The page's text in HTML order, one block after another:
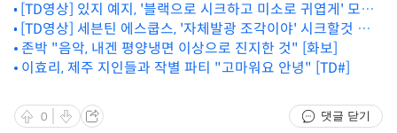
[TD영상] 있지 예지, '블랙으로 시크하고 미소로 귀엽게' 모든
매력 다 가진 고양이
[TD영상] 세븐틴 에스쿱스, '자체발광 조각이야' 시크할것 같
은 미남이 팬들에겐 사랑둥이
존박 "음악, 내겐 평양냉면 이상으로 진지한 것" [화보]
이효리, 제주 지인들과 작별 파티 "고마워요 안녕" [TD#]
0 댓글 닫기